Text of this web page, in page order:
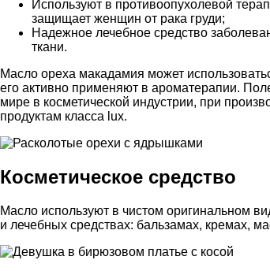
Используют в противоопухолевой
защищает женщин от рака груди;
Надежное лечебное средство
ткани.
Масло ореха макадамия может
его активно применяют в ароматерапии.
мире в косметической индустрии, при
продуктам класса lux.
Косметическое средство
Масло используют в чистом оригинальном
и лечебных средствах: бальзамах, кремах,